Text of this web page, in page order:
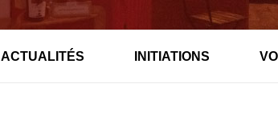
ACTUALITÉS INITIATIONS